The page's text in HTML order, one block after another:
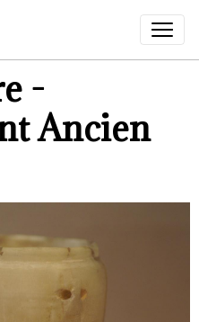
-
Ancien